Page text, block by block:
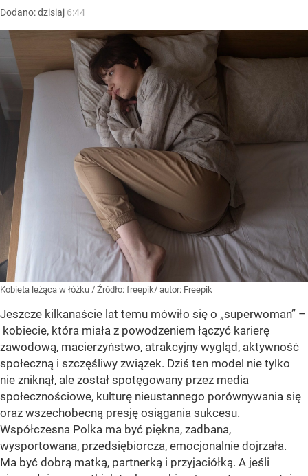
Dodano:dzisiaj 6:44
Kobieta leżąca w łóżku / Źródło: freepik/ autor: Freepik
Jeszcze kilkanaście lat temu mówiło się o „superwoman” –
kobiecie, która miała z powodzeniem łączyć karierę
zawodową, macierzyństwo, atrakcyjny wygląd, aktywność
społeczną i szczęśliwy związek. Dziś ten model nie tylko
nie zniknął, ale został spotęgowany przez media
społecznościowe, kulturę nieustannego porównywania się
oraz wszechobecną presję osiągania sukcesu.
Współczesna Polka ma być piękna, zadbana,
wysportowana, przedsiębiorcza, emocjonalnie dojrzała.
Ma być dobrą matką, partnerką i przyjaciółką. A jeśli